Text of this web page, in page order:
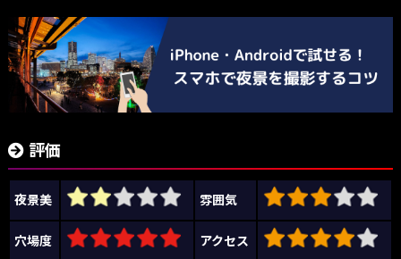
評価
夜景美 雰囲気
穴場度 アクセス